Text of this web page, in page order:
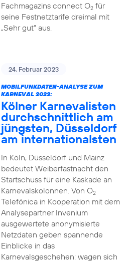
Fachmagazins connect O2für
seine Festnetztarife dreimal mit
„Sehr gut“ aus.
24. Februar 2023
MOBILFUNKDATEN-ANALYSE ZUM
KARNEVAL 2023:
Kölner Karnevalisten
durchschnittlich am
jüngsten, Düsseldorf
am internationalsten
In Köln, Düsseldorf und Mainz
bedeutet Weiberfastnacht den
Startschuss für eine Kaskade an
Karnevalskolonnen. Von O2
Telefónica in Kooperation mit dem
Analysepartner Invenium
ausgewertete anonymisierte
Netzdaten geben spannende
Einblicke in das
Karnevalsgeschehen: wagen sich